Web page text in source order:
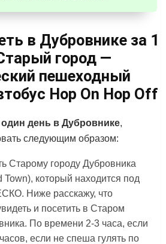
в Дубровнике за 1
город —
пешеходный
Hop On Hop Off
один день в Дубровнике,
следующим образом:
Старому городу Дубровника
Town), который находится под
Ниже расскажу, что
и посетить в Старом
По времени 2-3 часа, если
если не спеша гулять по